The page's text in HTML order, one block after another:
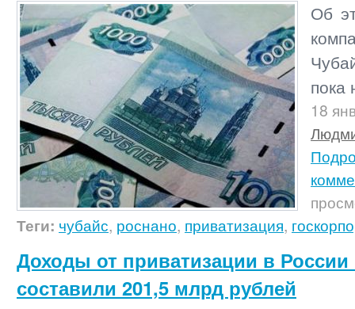
Об
пока
18
Теги: чубайс, роснано, приватизация,
Доходы от приватизации в России
составили 201,5 млрд рублей